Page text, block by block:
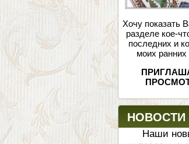
Хочу показать
разделе кое-
последних и
моих ранних
НОВОСТИ
Наши